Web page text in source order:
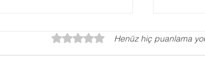
5 üzerinden 0 yıldızHenüz hiç puanlama